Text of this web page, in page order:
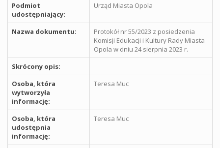
Podmiot
udostępniający:
Urząd Miasta Opola
Nazwa dokumentu:
Protokół nr 55/2023 z posiedzenia
Komisji Edukacji i Kultury Rady Miasta
Opola w dniu 24 sierpnia 2023 r.
Skrócony opis:
Osoba, która
wytworzyła
informację:
Teresa Muc
Osoba, która
udostępnia
informację:
Teresa Muc